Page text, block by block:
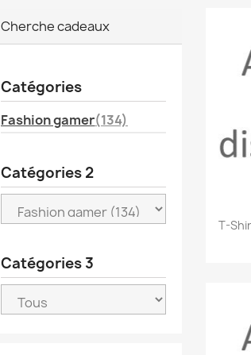
Cherche cadeaux
Catégories
Fashion gamer(134)
Catégories 2
Catégories 3
T-